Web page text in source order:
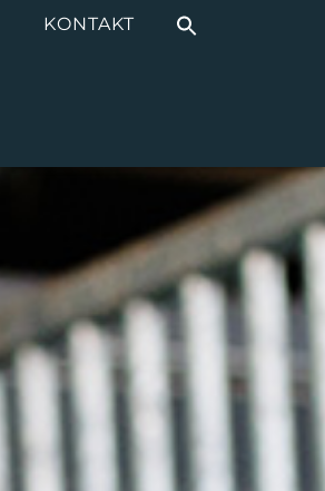
KONTAKT